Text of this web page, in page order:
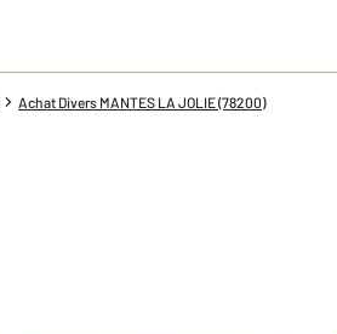
Achat Divers MANTES LA JOLIE (78200)